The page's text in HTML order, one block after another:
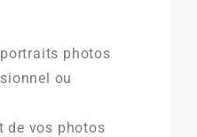
photos
ou
de vos photos